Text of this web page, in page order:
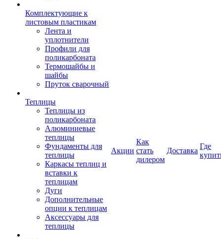
Комплектующие к
листовым пластикам
Лента и
уплотнители
Профили для
поликарбоната
Термошайбы и
шайбы
Пруток сварочный
Теплицы
Теплицы из
поликарбоната
Алюминиевые
теплицы
Фундаменты для
теплицы
Каркасы теплиц и
вставки к
теплицам
Дуги
Дополнительные
опции к теплицам
Аксессуары для
теплицы
Акции
Как
стать
дилером
Доставка
Где